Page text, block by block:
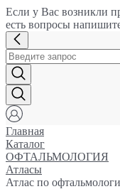
Если у Вас возникли
есть вопросы
Главная
Каталог
ОФТАЛЬМОЛОГИЯ
Атласы
Атлас по